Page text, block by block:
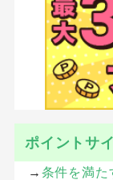
ポイントサ
→ 条件を満た